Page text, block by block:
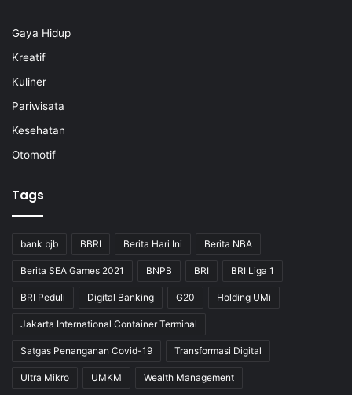
Gaya Hidup
Kreatif
Kuliner
Pariwisata
Kesehatan
Otomotif
Tags
bank bjb BBRI Berita Hari Ini Berita NBA
Berita SEA Games 2021 BNPB BRI BRI Liga 1
BRI Peduli Digital Banking G20 Holding UMi
Jakarta International Container Terminal
Satgas Penanganan Covid-19 Transformasi Digital
Ultra Mikro UMKM Wealth Management